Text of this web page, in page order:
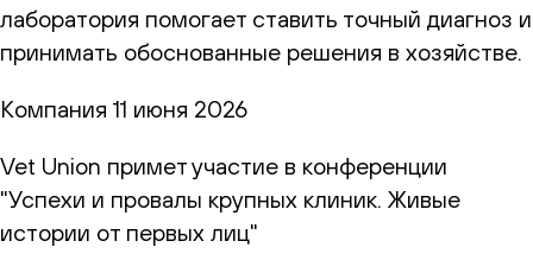
лаборатория помогает ставить точный диагноз и
принимать обоснованные решения в хозяйстве.
Компания 11 июня 2026
Vet Union примет участие в конференции
"Успехи и провалы крупных клиник. Живые
истории от первых лиц"